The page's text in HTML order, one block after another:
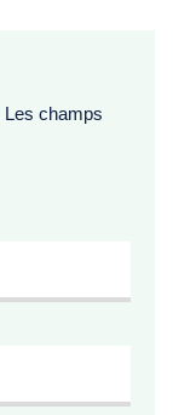
Les champs